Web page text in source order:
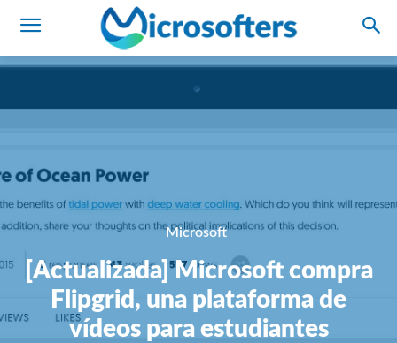
Microsoft
[Actualizada] Microsoft compra
Flipgrid, una plataforma de
vídeos para estudiantes